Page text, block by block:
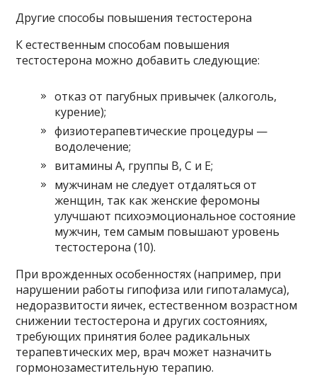
Другие способы повышения тестостерона
К естественным способам повышения
тестостерона можно добавить следующие:
отказ от пагубных привычек (алкоголь,
курение);
физиотерапевтические процедуры —
водолечение;
витамины А, группы В, С и Е;
мужчинам не следует отдаляться от
женщин, так как женские феромоны
улучшают психоэмоциональное состояние
мужчин, тем самым повышают уровень
тестостерона (10).
При врожденных особенностях (например, при
нарушении работы гипофиза или гипоталамуса),
недоразвитости яичек, естественном возрастном
снижении тестостерона и других состояниях,
требующих принятия более радикальных
терапевтических мер, врач может назначить
гормонозаместительную терапию.